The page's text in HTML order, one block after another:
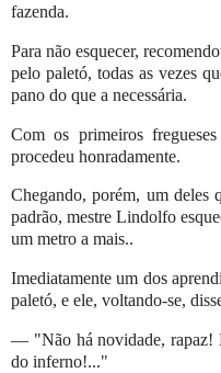
fazenda.
Para não esquecer,
pelo paletó, todas as vezes
pano do que a necessária.
Com os primeiros
procedeu honradamente.
Chegando, porém, um deles
padrão, mestre Lindolfo
um metro a mais..
Imediatamente um dos
paletó, e ele, voltando-se,
— "Não há novidade, rapaz!
do inferno!..."